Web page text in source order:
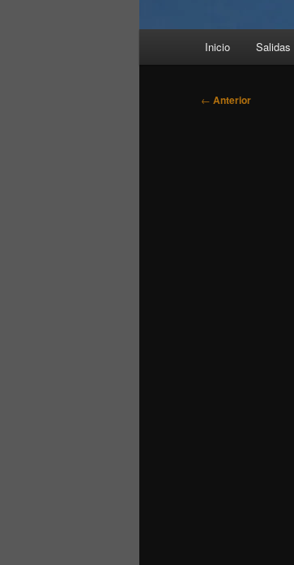
Inicio Salidas
Navegación
← Anterior